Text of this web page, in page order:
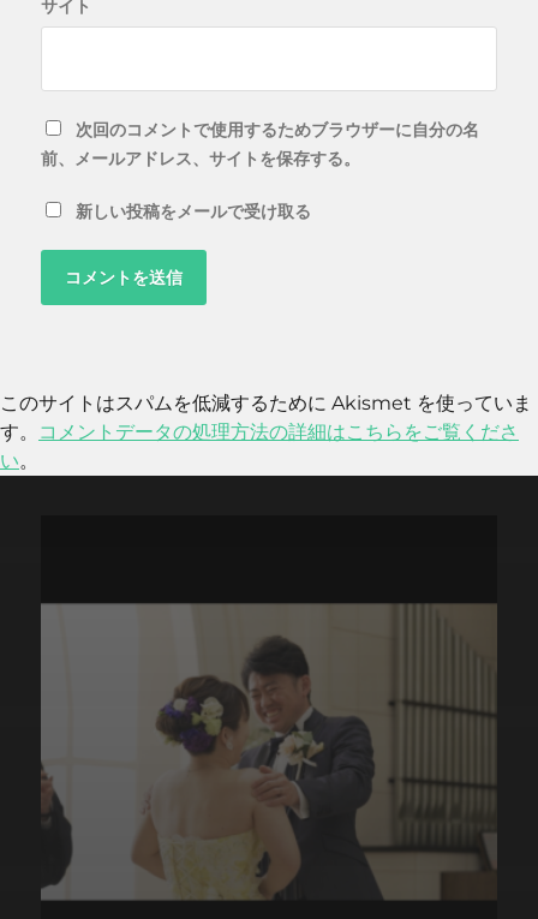
サイト
次回のコメントで使用するためブラウザーに自分の名
前、メールアドレス、サイトを保存する。
新しい投稿をメールで受け取る
このサイトはスパムを低減するために Akismet を使っていま
す。
コメントデータの処理方法の詳細はこちらをご覧くださ
い。